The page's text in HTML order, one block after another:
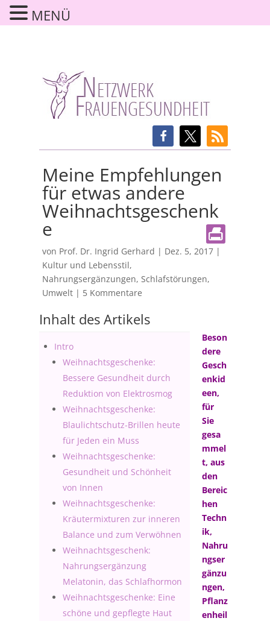
Meine Empfehlungen
für etwas andere
Weihnachtsgeschenk
e
von Prof. Dr. Ingrid Gerhard | Dez. 5, 2017|
Kultur und Lebensstil,
Nahrungsergänzungen, Schlafstörungen,
Umwelt| 5 Kommentare
Inhalt des Artikels
Intro
Weihnachtsgeschenke:
Bessere Gesundheit durch
Reduktion von Elektrosmog
Weihnachtsgeschenke:
Blaulichtschutz-Brillen heute
für Jeden ein Muss
Weihnachtsgeschenke:
Gesundheit und Schönheit
von Innen
Weihnachtsgeschenke:
Kräutermixturen zur inneren
Balance und zum Verwöhnen
Weihnachtsgeschenk:
Nahrungsergänzung
Melatonin, das Schlafhormon
Weihnachtsgeschenke: Eine
schöne und gepflegte Haut
Beson
dere
Gesch
enkid
een,
für
Sie
gesa
mmel
t, aus
den
Bereic
hen
Techn
ik,
Nahru
ngser
gänzu
ngen,
Pflanz
enheil
MENÜ